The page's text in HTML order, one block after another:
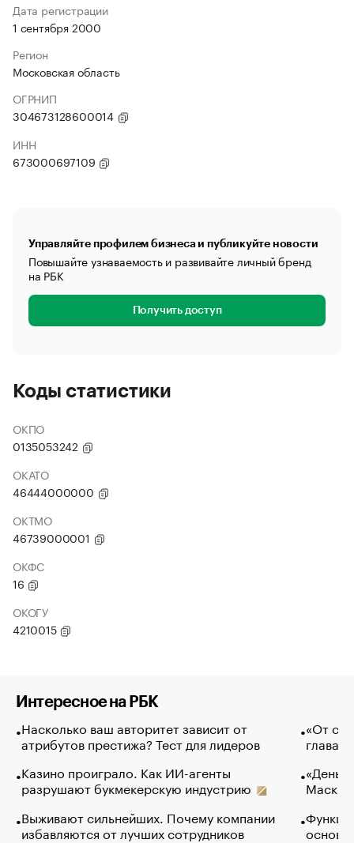
Дата регистрации
1 сентября 2000
Регион
Московская область
ОГРНИП
304673128600014
ИНН
673000697109
Управляйте профилем бизнеса и публикуйте новости
Повышайте узнаваемость и развивайте личный бренд
на РБК
Получить доступ
Коды статистики
ОКПО
0135053242
ОКАТО
46444000000
ОКТМО
46739000001
ОКФС
16
ОКОГУ
4210015
Интересное на РБК
Насколько ваш авторитет зависит от
атрибутов престижа? Тест для лидеров
Казино проиграло. Как ИИ-агенты
разрушают букмекерскую индустрию
Выживают сильнейших. Почему компании
избавляются от лучших сотрудников
«От
глава
Маск в
основ